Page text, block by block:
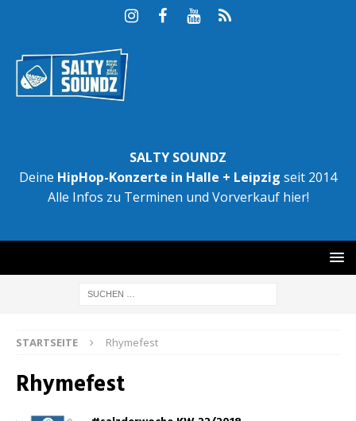
SALTY SOUNDZ
Deine HipHop-Konzerte in Halle + Leipzig seit 2014
Alle Infos zu Terminen und Vorverkauf hier!
STARTSEITE Rhymefest
Rhymefest